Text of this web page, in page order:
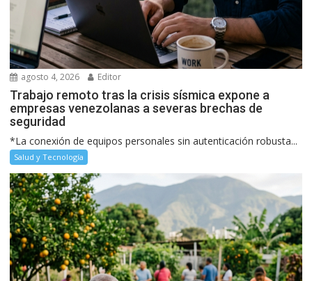
agosto 4, 2026 Editor
Trabajo remoto tras la crisis sísmica expone a
empresas venezolanas a severas brechas de
seguridad
*La conexión de equipos personales sin autenticación robusta...
Salud y Tecnología